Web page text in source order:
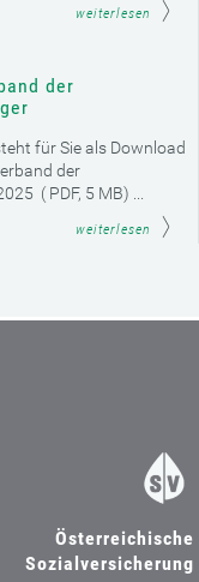
weiterlesen
der
für Sie als Download
der
( PDF, 5 MB) ...
weiterlesen
Österreichische
Sozialversicherung